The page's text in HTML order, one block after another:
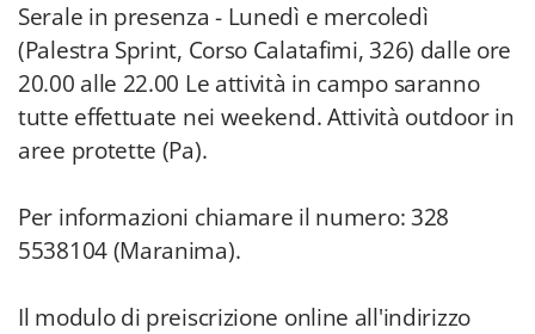
Serale in presenza - Lunedì e mercoledì
(Palestra Sprint, Corso Calatafimi, 326) dalle ore
20.00 alle 22.00 Le attività in campo saranno
tutte effettuate nei weekend. Attività outdoor in
aree protette (Pa).
Per informazioni chiamare il numero: 328
5538104 (Maranima).
Il modulo di preiscrizione online all'indirizzo